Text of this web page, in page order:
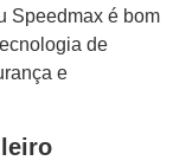
Speedmax é bom
de
e